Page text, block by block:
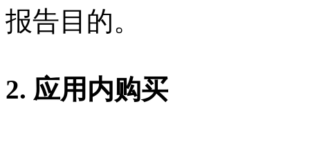
报告目的。
2. 应用内购买